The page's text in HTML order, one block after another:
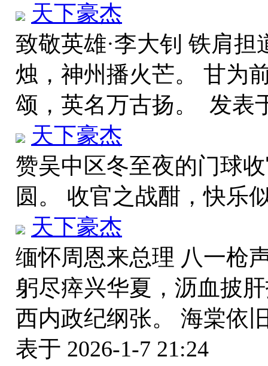
天下豪杰
致敬英雄·李大钊 铁肩
烛，神州播火芒。 甘为
颂，英名万古扬。 发表
天下豪杰
赞吴中区冬至夜的门球
圆。 收官之战酣，快乐
天下豪杰
缅怀周恩来总理 八一枪
躬尽瘁兴华夏，沥血披
西内政纪纲张。 海棠依
表于 2026-1-7 21:24